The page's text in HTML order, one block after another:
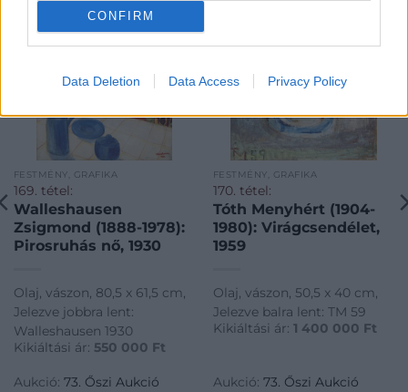
CONFIRM
Data Deletion Data Access Privacy Policy
FESTMÉNY, GRAFIKA
169. tétel:
Walleshausen
Zsigmond (1888-1978):
Pirosruhás nő, 1930
Olaj, vászon, 80,5 x 61,5 cm,
Jelezve jobbra lent:
Walleshausen 1930
Kikiáltási ár: 550 000 Ft
Aukció: 73. Őszi Aukció
FESTMÉNY, GRAFIKA
170. tétel:
Tóth Menyhért (1904-
1980): Virágcsendélet,
1959
Olaj, vászon, 50,5 x 40 cm,
Jelezve balra lent: TM 59
Kikiáltási ár: 1 400 000 Ft
Aukció: 73. Őszi Aukció